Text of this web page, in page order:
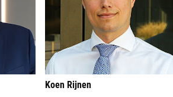
Koen Rijnen